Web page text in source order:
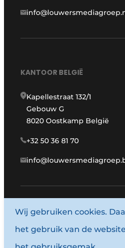
KANTOOR BELGIË
Kapellestraat 132/1
Gebouw G
8020 Oostkamp België
+32 50 36 81 70
© 1987 - 2026
Wij gebruiken cookies.
het gebruik van de